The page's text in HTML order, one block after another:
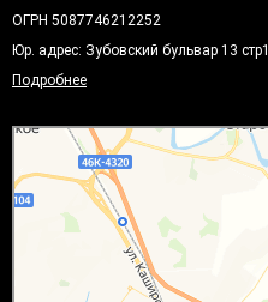
ОГРН 5087746212252
Юр. адрес: Зубовский бульвар 13 стр1
Подробнее